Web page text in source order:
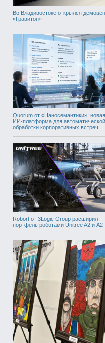
Во Владивостоке открылся
«Гравитон»
Quorum от «Наносемантики»: новая
ИИ-платформа для автоматической
обработки корпоративных встреч
Robort от 3Logic Group расширил
портфель роботами Unitree A2 и